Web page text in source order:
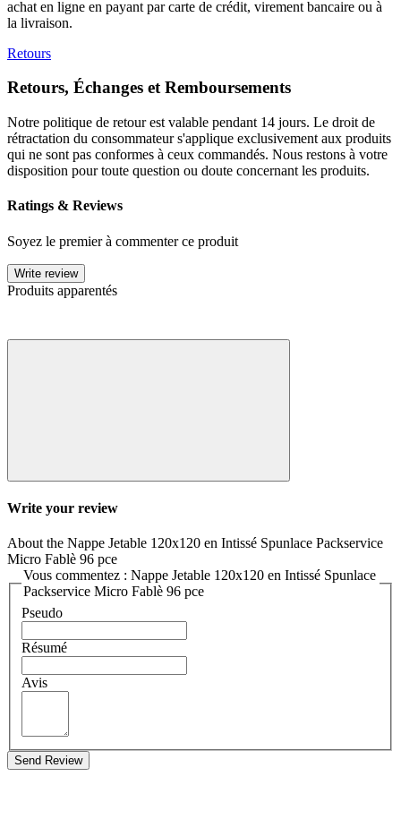
achat en ligne en payant par carte de crédit, virement bancaire ou à
la livraison.
Retours
Retours, Échanges et Remboursements
Notre politique de retour est valable pendant 14 jours. Le droit de
rétractation du consommateur s'applique exclusivement aux produits
qui ne sont pas conformes à ceux commandés. Nous restons à votre
disposition pour toute question ou doute concernant les produits.
Ratings & Reviews
Soyez le premier à commenter ce produit
Write review
Produits apparentés
Write your review
About the Nappe Jetable 120x120 en Intissé Spunlace Packservice
Micro Fablè 96 pce
Vous commentez : Nappe Jetable 120x120 en Intissé Spunlace
Packservice Micro Fablè 96 pce
Pseudo
Résumé
Avis
Send Review